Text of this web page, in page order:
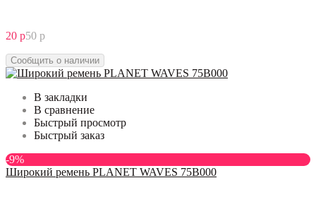
20 р50 р
Сообщить о наличии
В закладки
В сравнение
Быстрый просмотр
Быстрый заказ
-9%
Широкий ремень PLANET WAVES 75B000